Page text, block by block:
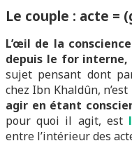
Le couple : acte =
L’œil de la
depuis le for interne,
sujet pensant dont
chez Ibn Khaldûn,
agir en étant
pour quoi il agit, est
entre l’intérieur des